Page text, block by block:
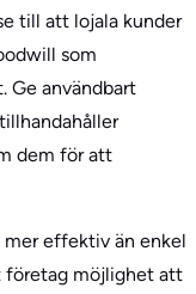
till att lojala kunder
som
Ge användbart
dem för att
effektiv än enkel
företag möjlighet att